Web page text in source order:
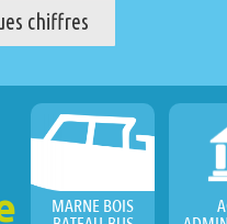
chiffres
MARNE BOIS